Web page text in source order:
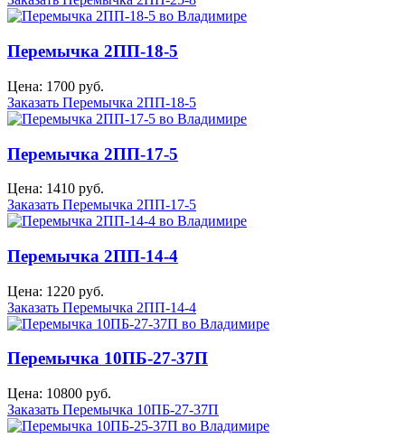
Перемычка 2ПП-18-5
Цена: 1700 руб.
Заказать Перемычка 2ПП-18-5
Перемычка 2ПП-17-5
Цена: 1410 руб.
Заказать Перемычка 2ПП-17-5
Перемычка 2ПП-14-4
Цена: 1220 руб.
Заказать Перемычка 2ПП-14-4
Перемычка 10ПБ-27-37П
Цена: 10800 руб.
Заказать Перемычка 10ПБ-27-37П